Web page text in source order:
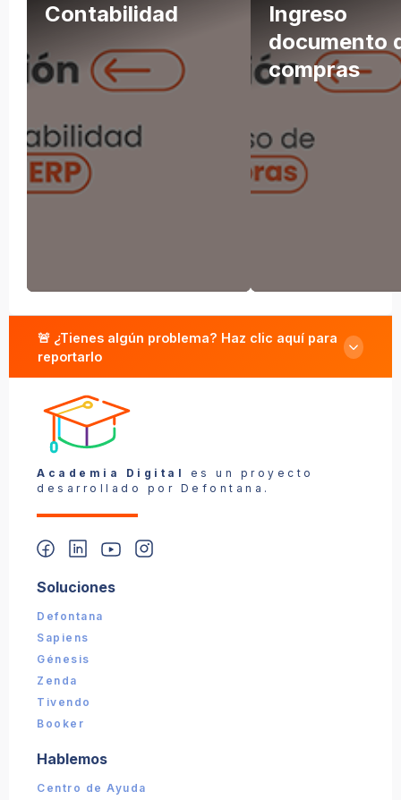
Contabilidad
Ingreso
documento
compras
🚨 ¿Tienes algún problema? Haz clic aquí para
reportarlo
Reportar un problema
📎 Captura (opcional):
Academia Digital
es un proyecto
desarrollado por Defontana.
Soluciones
Defontana
Sapiens
Génesis
Zenda
Tivendo
Booker
Hablemos
Centro de Ayuda